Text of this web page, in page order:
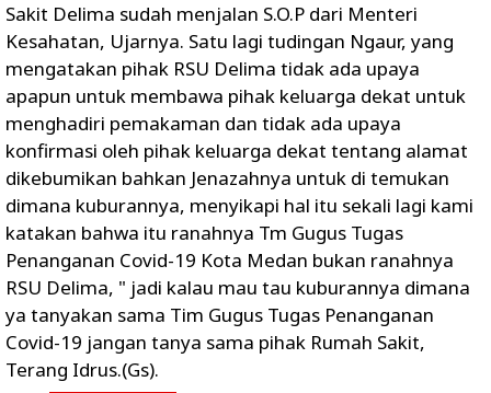
Sakit Delima sudah menjalan S.O.P dari Menteri
Kesahatan, Ujarnya. Satu lagi tudingan Ngaur, yang
mengatakan pihak RSU Delima tidak ada upaya
apapun untuk membawa pihak keluarga dekat untuk
menghadiri pemakaman dan tidak ada upaya
konfirmasi oleh pihak keluarga dekat tentang alamat
dikebumikan bahkan Jenazahnya untuk di temukan
dimana kuburannya, menyikapi hal itu sekali lagi kami
katakan bahwa itu ranahnya Tm Gugus Tugas
Penanganan Covid-19 Kota Medan bukan ranahnya
RSU Delima, " jadi kalau mau tau kuburannya dimana
ya tanyakan sama Tim Gugus Tugas Penanganan
Covid-19 jangan tanya sama pihak Rumah Sakit,
Terang Idrus.(Gs).